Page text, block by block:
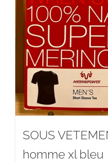
SOUS
homme xl bleu